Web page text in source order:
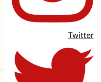
Twitter